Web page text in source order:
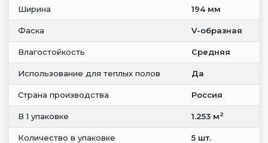
Ширина 194 мм
Фаска V-образная
Влагостойкость Средняя
Использование для теплых полов Да
Страна производства Россия
В 1 упаковке 1.253 м2
Количество в упаковке 5 шт.